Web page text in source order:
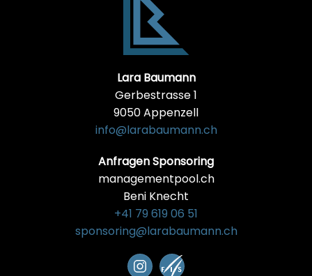
Lara Baumann
Gerbestrasse 1
9050 Appenzell
info@larabaumann.ch
Anfragen Sponsoring
managementpool.ch
Beni Knecht
+41 79 619 06 51
sponsoring@larabaumann.ch